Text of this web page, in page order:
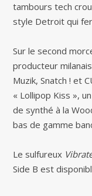
tambours tech
style Detroit qui
Sur le second
producteur
Muzik, Snatch ! et
« Lollipop Kiss »,
de synthé à la
bas de gamme
Le sulfureux
Side B est